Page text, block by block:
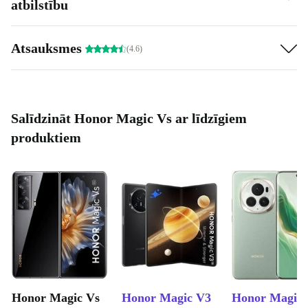
atbilstību
Atsauksmes (4.6)
Salīdzināt Honor Magic Vs ar līdzīgiem
produktiem
Honor Magic Vs Honor Magic V3 Honor Magic